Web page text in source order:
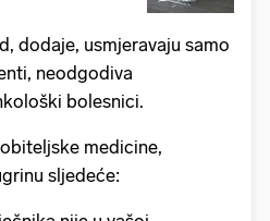
dodaje, usmjeravaju samo
neodgodiva
bolesnici.
medicine,
sljedeće: